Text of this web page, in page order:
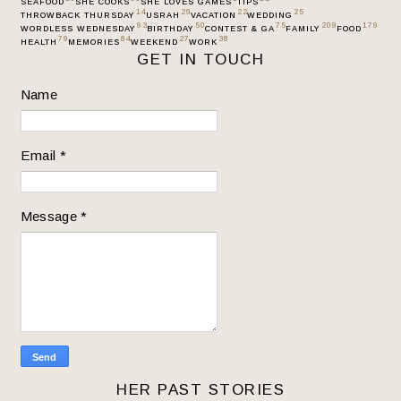
THROWBACK THURSDAY 14USRAH 29VACATION 22WEDDING 25
WORDLESS WEDNESDAY 93BIRTHDAY 50CONTEST & GA 75FAMILY 209 FOOD 179
HEALTH 79 MEMORIES 84WEEKEND 27WORK 38
GET IN TOUCH
Name
Email *
Message*
HER PAST STORIES